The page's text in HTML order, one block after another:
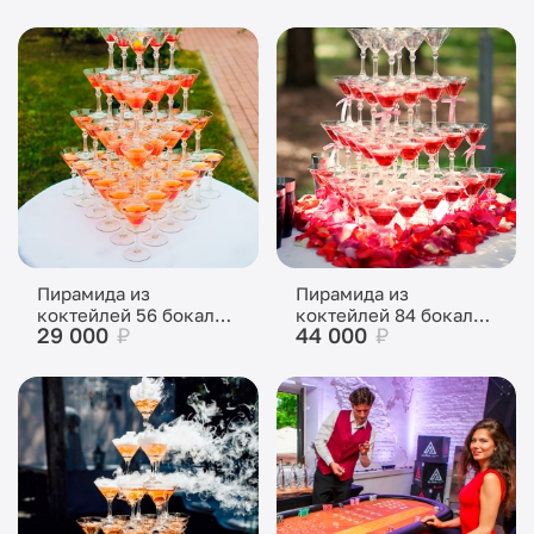
Пирамида из
коктейлей 56 бокалов
(6 ярусов)
29 000 ₽
Пирамида из
коктейлей 84 бокала
(7 ярусов)
44 000 ₽